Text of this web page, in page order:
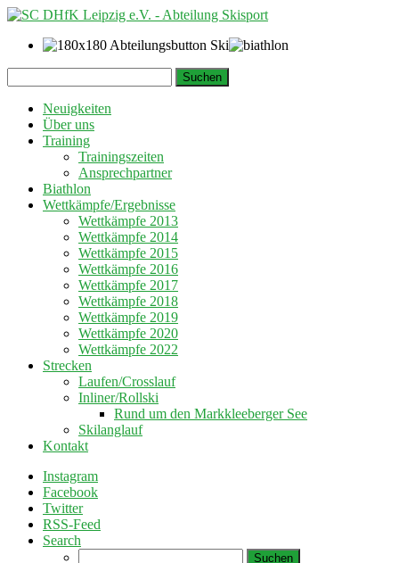
zum
Inhalt
nach:
Neuigkeiten
Über uns
Training
Trainingszeiten
Ansprechpartner
Biathlon
Wettkämpfe/Ergebnisse
Wettkämpfe 2013
Wettkämpfe 2014
Wettkämpfe 2015
Wettkämpfe 2016
Wettkämpfe 2017
Wettkämpfe 2018
Wettkämpfe 2019
Wettkämpfe 2020
Wettkämpfe 2022
Strecken
Laufen/Crosslauf
Inliner/Rollski
Rund um den Markkleeberger See
Skilanglauf
Kontakt
Instagram
Facebook
Twitter
RSS-Feed
Search